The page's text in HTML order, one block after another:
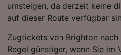
umsteigen, da derzeit keine
auf dieser Route verfügbar
Zugtickets von Brighton nach
Regel günstiger, wenn Sie im